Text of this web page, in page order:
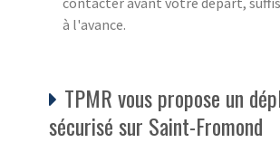
à l'avance.
TPMR vous propose un
sécurisé sur Saint-Fromond